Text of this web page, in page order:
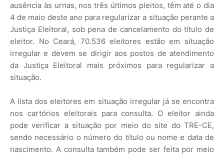
ausência às urnas, nos três últimos pleitos, têm até o dia
4 de maio deste ano para regularizar a situação perante a
Justiça Eleitoral, sob pena de cancelamento do título de
eleitor. No Ceará, 70.536 eleitores estão em situação
irregular e devem se dirigir aos postos de atendimento
da Justiça Eleitoral mais próximos para regularizar a
situação.
A lista dos eleitores em situação irregular já se encontra
nos cartórios eleitorais para consulta. O eleitor ainda
pode verificar a situação por meio do site do TRE-CE,
sendo necessário o número do título ou nome e data de
nascimento. A consulta também pode ser feita por meio